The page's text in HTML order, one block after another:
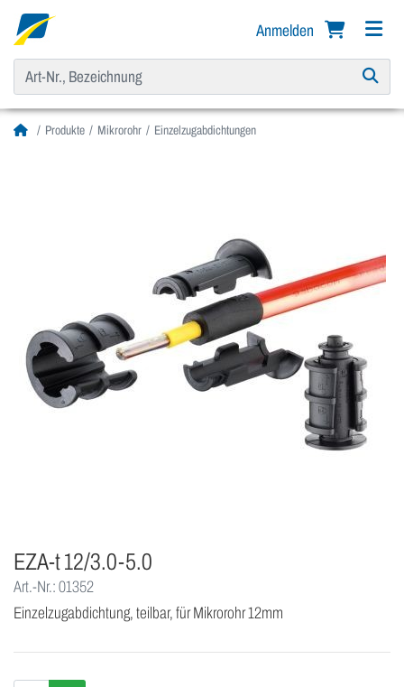
Anmelden
Produkte Mikrorohr Einzelzugabdichtungen
EZA-t 12/3.0-5.0
Art.-Nr.: 01352
Einzelzugabdichtung, teilbar, für Mikrorohr 12mm